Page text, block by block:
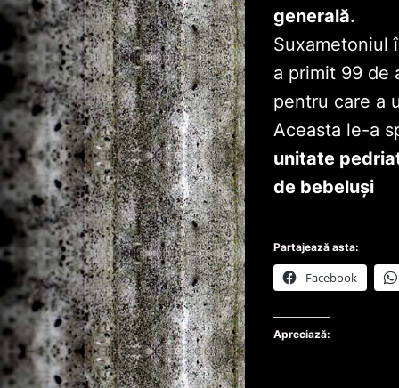
generală.
Suxametoniul
a primit 99 de
pentru care a
Aceasta le-a
unitate
de bebeluşi
Partajează asta:
Facebook
Apreciază: